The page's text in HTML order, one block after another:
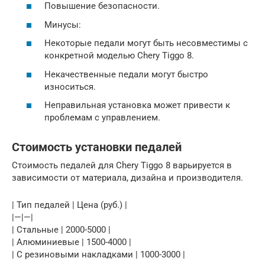
Повышение безопасности.
Минусы:
Некоторые педали могут быть несовместимы с
конкретной моделью Chery Tiggo 8.
Некачественные педали могут быстро
износиться.
Неправильная установка может привести к
проблемам с управлением.
Стоимость установки педалей
Стоимость педалей для Chery Tiggo 8 варьируется в
зависимости от материала, дизайна и производителя.
| Тип педалей | Цена (руб.) |
|—|—|
| Стальные | 2000-5000 |
| Алюминиевые | 1500-4000 |
| С резиновыми накладками | 1000-3000 |